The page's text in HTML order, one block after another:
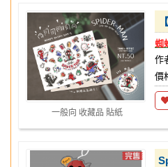
一般向 收藏品 貼紙
【
蜘
作
價